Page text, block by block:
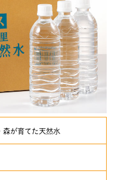
森が育てた天然水